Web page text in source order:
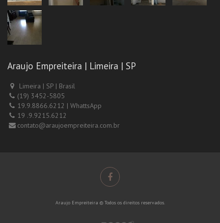
Araujo Empreiteira | Limeira | SP
Limeira | SP | Brasil
(19) 3452-5805
19.9.8866.6212 | WhattsApp
19 .9.9215.6212
contato@araujoempreiteira.com.br
Araujo Empreiteira © Todos os direitos reservados.